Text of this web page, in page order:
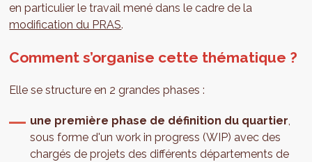
en particulier le travail mené dans le cadre de la
modification du PRAS.
Comment s’organise cette thématique ?
Elle se structure en 2 grandes phases :
une première phase de définition du quartier
sous forme d'un work in progress (WIP) avec des
chargés de projets des différents départements de